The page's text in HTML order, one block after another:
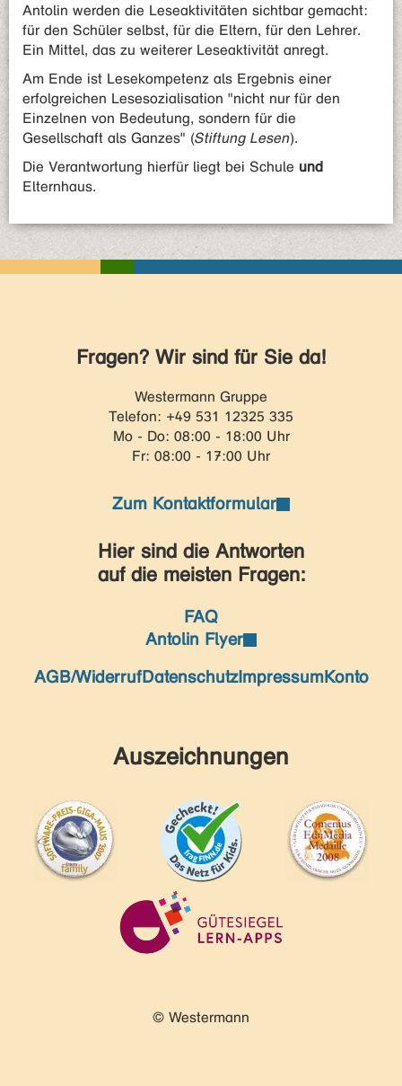
Antolin werden die Leseaktivitäten sichtbar gemacht:
für den Schüler selbst, für die Eltern, für den Lehrer.
Ein Mittel, das zu weiterer Leseaktivität anregt.
Am Ende ist Lesekompetenz als Ergebnis einer
erfolgreichen Lesesozialisation "nicht nur für den
Einzelnen von Bedeutung, sondern für die
Gesellschaft als Ganzes" (Stiftung Lesen).
Die Verantwortung hierfür liegt bei Schule und
Elternhaus.